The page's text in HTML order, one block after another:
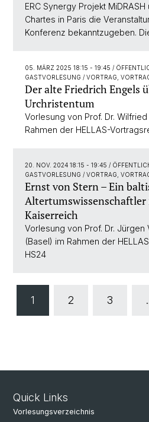
ERC Synergy Projekt
Chartes in Paris die
Konferenz bekanntzugeben.
05. MÄRZ 2025 18:15 - 19:45 /
GASTVORLESUNG / VORTRAG,
Der alte Friedrich Engels
Urchristentum
Vorlesung von Prof. Dr.
Rahmen der HELLAS-
20. NOV. 2024 18:15 - 19:45 /
GASTVORLESUNG / VORTRAG,
Ernst von Stern – Ein
Altertumswissenschaftler
Kaiserreich
Vorlesung von Prof. Dr.
(Basel) im Rahmen der
HS24
1 2 3
Quick Links
Vorlesungsverzeichnis